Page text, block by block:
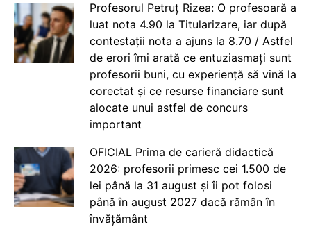
Profesorul Petruț Rizea: O profesoară a
luat nota 4.90 la Titularizare, iar după
contestații nota a ajuns la 8.70 / Astfel
de erori îmi arată ce entuziasmați sunt
profesorii buni, cu experiență să vină la
corectat și ce resurse financiare sunt
alocate unui astfel de concurs
important
OFICIAL Prima de carieră didactică
2026: profesorii primesc cei 1.500 de
lei până la 31 august și îi pot folosi
până în august 2027 dacă rămân în
învățământ